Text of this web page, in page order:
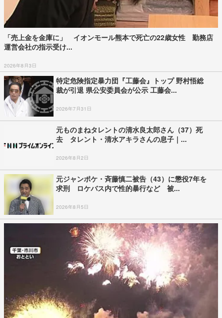
「売上金を金庫に」 イオンモール熊本で死亡の22歳女性 勤務店
運営会社の指示受け...
2026年8月3日
特定危険指定暴力団『工藤会』トップ 野村悟総
裁が引退 県公安委員会が公示 工藤会...
2026年7月31日
元ものまねタレントの清水良太郎さん（37）死
去 タレント・清水アキラさんの息子｜...
2026年8月2日
元ジャンポケ・斉藤慎二被告（43）に懲役7年を
求刑 ロケバス内で性的暴行など 被...
2026年8月5日